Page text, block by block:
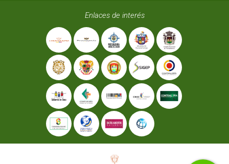
Enlaces de interés